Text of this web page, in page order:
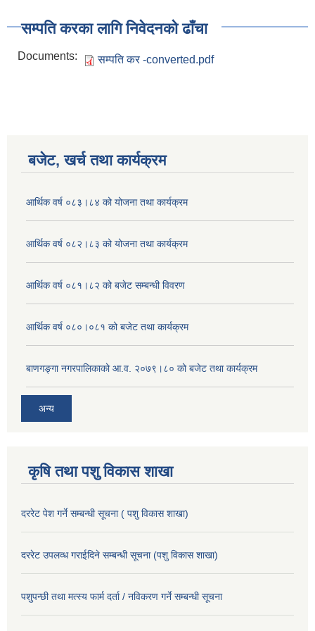
सम्पति करका लागि निवेदनको ढाँचा
Documents: सम्पति कर -converted.pdf
बजेट, खर्च तथा कार्यक्रम
आर्थिक वर्ष ०८३।८४ को योजना तथा कार्यक्रम
आर्थिक वर्ष ०८२।८३ को योजना तथा कार्यक्रम
आर्थिक वर्ष ०८१।८२ को बजेट सम्बन्धी विवरण
आर्थिक वर्ष ०८०।०८१ को बजेट तथा कार्यक्रम
बाणगङ्गा नगरपालिकाको आ.व. २०७९।८० को बजेट तथा कार्यक्रम
अन्य
कृषि तथा पशु विकास शाखा
दररेट पेश गर्ने सम्बन्धी सूचना ( पशु विकास शाखा)
दररेट उपलव्ध गराईदिने सम्बन्धी सूचना (पशु विकास शाखा)
पशुपन्छी तथा मत्स्य फार्म दर्ता / नविकरण गर्ने सम्बन्धी सूचना